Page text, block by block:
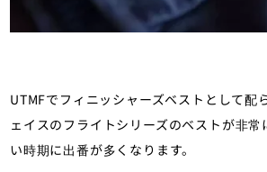
UTMFでフィニッシャーズベストとして配
ェイスのフライトシリーズのベストが非常
い時期に出番が多くなります。